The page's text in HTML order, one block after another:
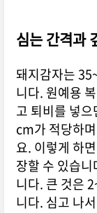
심는 간격과
돼지감자는
니다. 원예용
고 퇴비를 넣
cm가 적당하
요. 이렇게 하
장할 수 있습
니다. 큰 것은
니다. 심고 나